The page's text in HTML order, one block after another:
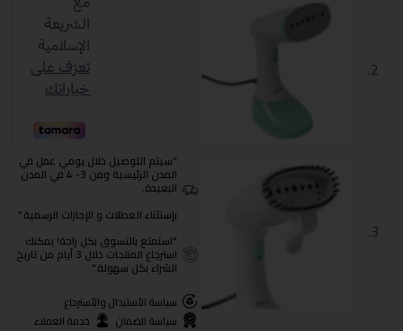
"سيتم التوصيل خلال يومي عمل في
المدن الرئيسية ومن 3- 4 في المدن
البعيدة.
بإستثناء العطلات و الإجازات الرسمية."
"استمتع بالتسوق بكل راحة! يمكنك
استرجاع المنتجات خلال 3 أيام من تاريخ
الشراء بكل سهولة."
سياسة الأستبدال والأسترجاع
سياسة الضمان
خدمة العملاء